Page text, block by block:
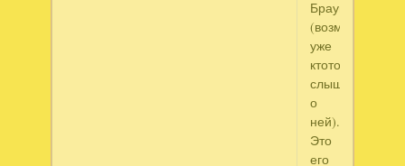
Брауна
(возможно
уже
ктото
слышал
о
ней).
Это
его